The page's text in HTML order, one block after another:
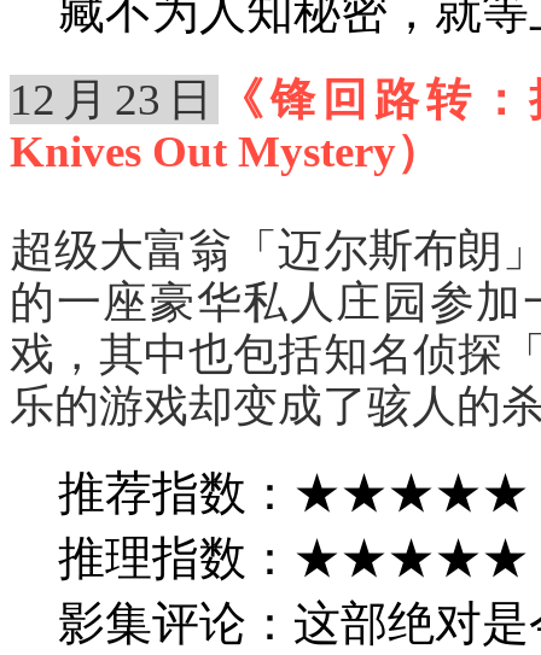
藏不为人知秘密，就
12月23日
《锋回路转
Knives Out Mystery）
超级大富翁「迈尔斯布朗
的一座豪华私人庄园参
戏，其中也包括知名侦探
乐的游戏却变成了骇人的
推荐指数：★★★★★
推理指数：★★★★★
影集评论：这部绝对